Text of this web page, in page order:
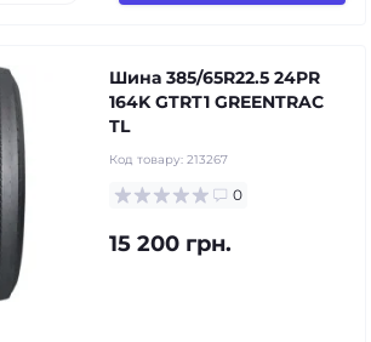
Шина 385/65R22.5 24PR
164K GTRT1 GREENTRAC
TL
Код товару: 213267
0
15 200 грн.